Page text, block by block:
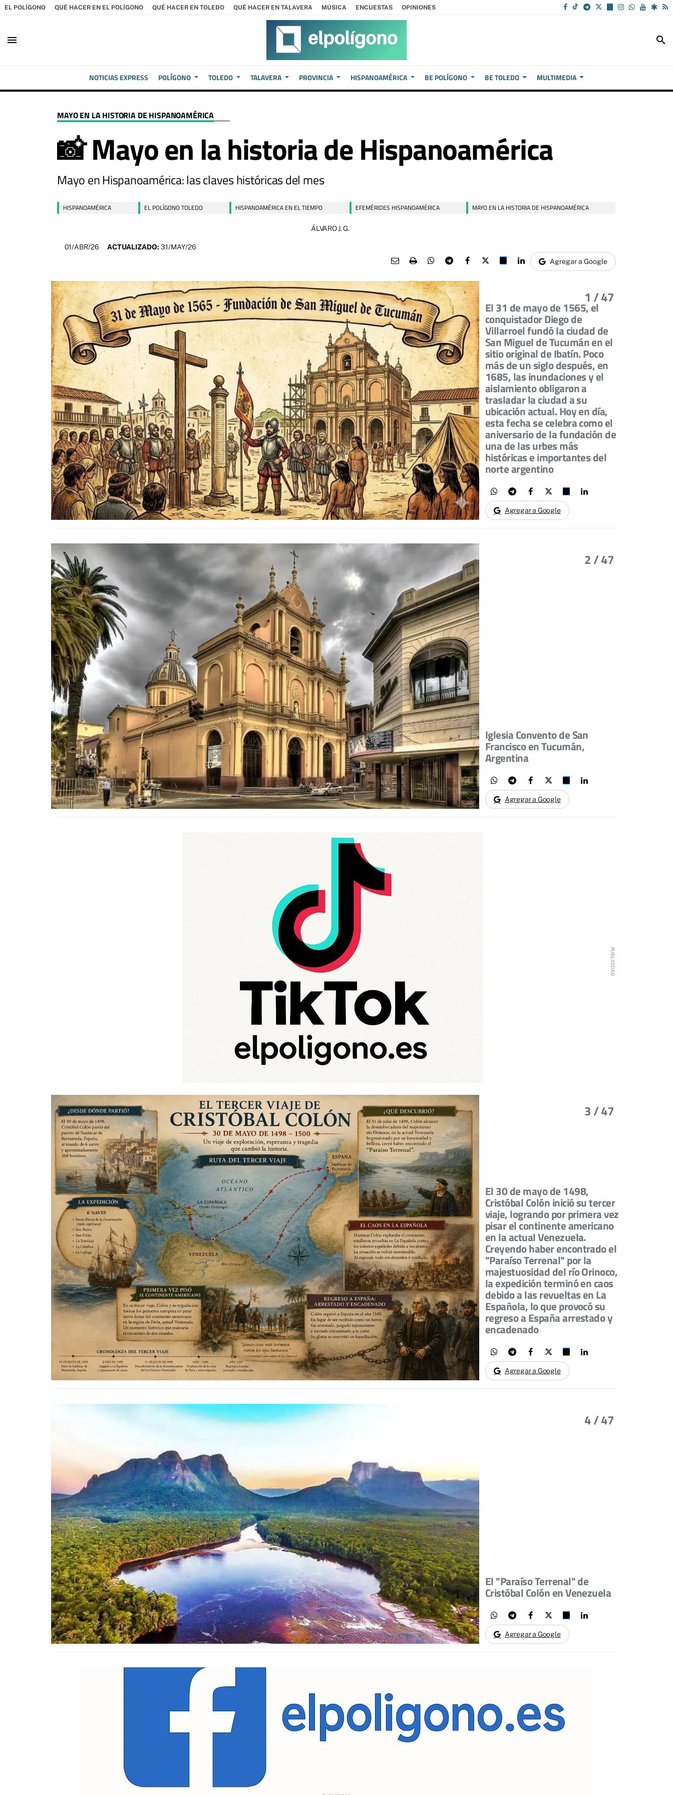
EL POLÍGONO QUÉ HACER EN EL POLÍGONO QUÉ HACER EN TOLEDO QUÉ HACER EN TALAVERA MÚSICA ENCUESTAS OPINIONES
menu search
NOTICIAS EXPRESS POLÍGONO TOLEDO TALAVERA PROVINCIA HISPANOAMÉRICA BE POLÍGONO BE TOLEDO MULTIMEDIA
MAYO EN LA HISTORIA DE HISPANOAMÉRICA
📸 Mayo en la historia de Hispanoamérica
Mayo en Hispanoamérica: las claves históricas del mes
HISPANOAMÉRICA EL POLÍGONO TOLEDO HISPANOAMÉRICA EN EL TIEMPO EFEMÉRIDES HISPANOAMÉRICA MAYO EN LA HISTORIA DE HISPANOAMÉRICA
ÁLVARO J. G.
01/ABR/26 ACTUALIZADO: 31/MAY/26
Agregar a Google
1 / 47
El 31 de mayo de 1565, el
conquistador Diego de
Villarroel fundó la ciudad de
San Miguel de Tucumán en el
sitio original de Ibatín. Poco
más de un siglo después, en
1685, las inundaciones y el
aislamiento obligaron a
trasladar la ciudad a su
ubicación actual. Hoy en día,
esta fecha se celebra como el
aniversario de la fundación de
una de las urbes más
históricas e importantes del
norte argentino
Agregar a Google
2/ 47
Iglesia Convento de San
Francisco en Tucumán,
Argentina
Agregar a Google
3/ 47
El 30 de mayo de 1498,
Cristóbal Colón inició su tercer
viaje, logrando por primera vez
pisar el continente americano
en la actual Venezuela.
Creyendo haber encontrado el
"Paraíso Terrenal" por la
majestuosidad del río Orinoco,
la expedición terminó en caos
debido a las revueltas en La
Española, lo que provocó su
regreso a España arrestado y
encadenado
Agregar a Google
4/ 47
El "Paraíso Terrenal" de
Cristóbal Colón en Venezuela
Agregar a Google